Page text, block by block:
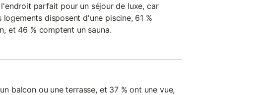
parfait pour un séjour de luxe, car
logements disposent d'une piscine, 61 %
et 46 % comptent un sauna.
balcon ou une terrasse, et 37 % ont une vue,